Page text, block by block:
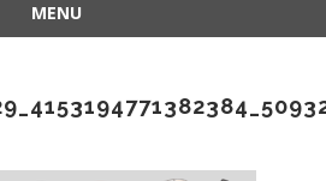
MENU